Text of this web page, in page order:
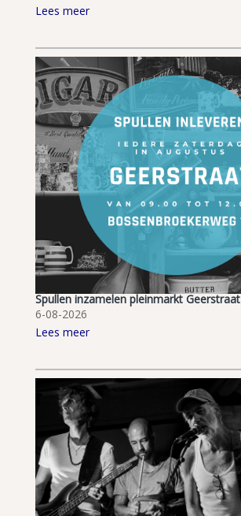
Lees meer
Spullen inzamelen pleinmarkt Geerstraat
6-08-2026
Lees meer